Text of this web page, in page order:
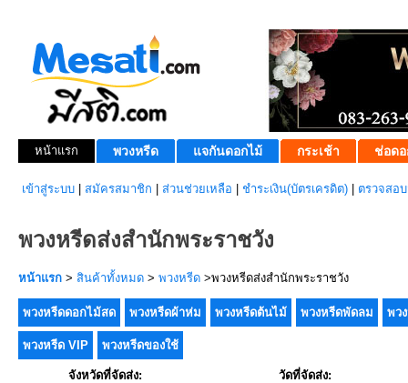
หน้าแรก พวงหรีด แจกันดอกไม้ กระเช้า ช่อดอ
เข้าสู่ระบบ สมัครสมาชิก ส่วนช่วยเหลือ ชำระเงิน(บัตรเครดิต) ตรวจสอ
พวงหรีดส่งสำนักพระราชวัง
หน้าแรก > สินค้าทั้งหมด > พวงหรีด >พวงหรีดส่งสำนักพระราชวัง
พวงหรีดดอกไม้สด พวงหรีดผ้าห่ม พวงหรีดต้นไม้ พวงหรีดพัดลม พว
พวงหรีด VIP พวงหรีดของใช้
จังหวัดที่จัดส่ง: วัดที่จัดส่ง: